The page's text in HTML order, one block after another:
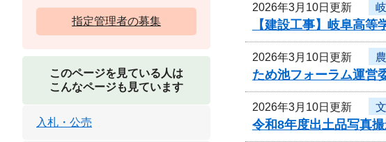
2026年3月10日更新
【建設工事】岐阜高
2026年3月10日更新
ため池フォーラム運営
2026年3月10日更新
令和8年度出土品写真
指定管理者の募集
このページを見ている人は
こんなページも見ています
入札・公売